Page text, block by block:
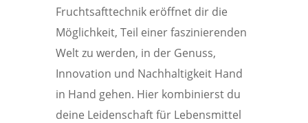
Fruchtsafttechnik eröffnet dir die
Möglichkeit, Teil einer faszinierenden
Welt zu werden, in der Genuss,
Innovation und Nachhaltigkeit Hand
in Hand gehen. Hier kombinierst du
deine Leidenschaft für Lebensmittel